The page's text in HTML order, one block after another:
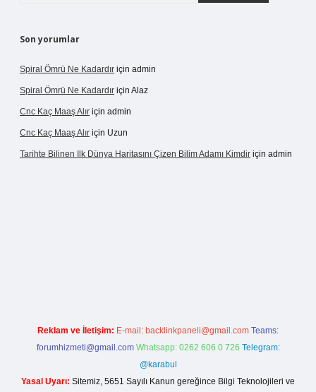
Son yorumlar
Spiral Ömrü Ne Kadardır için admin
Spiral Ömrü Ne Kadardır için Alaz
Cnc Kaç Maaş Alır için admin
Cnc Kaç Maaş Alır için Uzun
Tarihte Bilinen Ilk Dünya Haritasını Çizen Bilim Adamı Kimdir için admin
Reklam ve İletişim: E-mail: backlinkpaneli@gmail.com Teams:
forumhizmeti@gmail.com Whatsapp: 0262 606 0 726 Telegram:
@karabul
Yasal Uyarı: Sitemiz, 5651 Sayılı Kanun gereğince Bilgi Teknolojileri ve